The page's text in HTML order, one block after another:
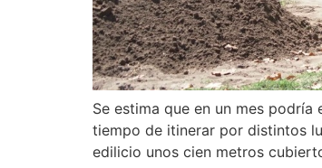
Se estima que en un mes
tiempo de itinerar por distintos
edilicio unos cien metros